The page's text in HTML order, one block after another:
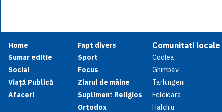
Home
Sumar editie
Social
Viață Publică
Afaceri
Fapt divers
Sport
Focus
Ziarul de mâine
Supliment Religios
Ortodox
Comunitati locale
Codlea
Ghimbav
Tarlungeni
Feldioara
Halchiu